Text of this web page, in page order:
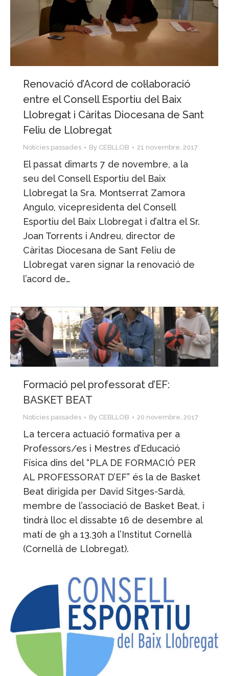
Renovació d’Acord de col·laboració
entre el Consell Esportiu del Baix
Llobregat i Càritas Diocesana de Sant
Feliu de Llobregat
Notícies passades By CEBLLOB 21 novembre, 2017
El passat dimarts 7 de novembre, a la
seu del Consell Esportiu del Baix
Llobregat la Sra. Montserrat Zamora
Angulo, vicepresidenta del Consell
Esportiu del Baix Llobregat i d’altra el Sr.
Joan Torrents i Andreu, director de
Càritas Diocesana de Sant Feliu de
Llobregat varen signar la renovació de
l’acord de…
Formació pel professorat d’EF:
BASKET BEAT
Notícies passades By CEBLLOB 20 novembre, 2017
La tercera actuació formativa per a
Professors/es i Mestres d’Educació
Física dins del “PLA DE FORMACIÓ PER
AL PROFESSORAT D’EF” és la de Basket
Beat dirigida per David Sitges-Sardà,
membre de l’associació de Basket Beat, i
tindrà lloc el dissabte 16 de desembre al
matí de 9h a 13.30h a l’Institut Cornellà
(Cornellà de Llobregat).